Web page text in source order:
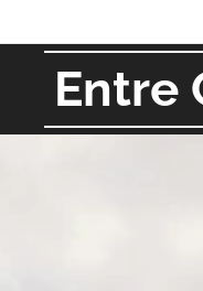
Entre